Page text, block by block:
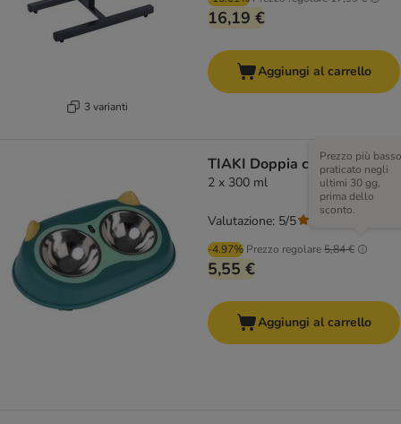
3 varianti
16,19 €
Aggiungi al carrello
TIAKI Doppia ciotola Gufo
2 x 300 ml
-4.97% Prezzo regolare5,84 €
Prezzo più basso
praticato negli
ultimi 30 gg,
prima dello
sconto.
5,55 €
Valutazione: 5/5
Aggiungi al carrello